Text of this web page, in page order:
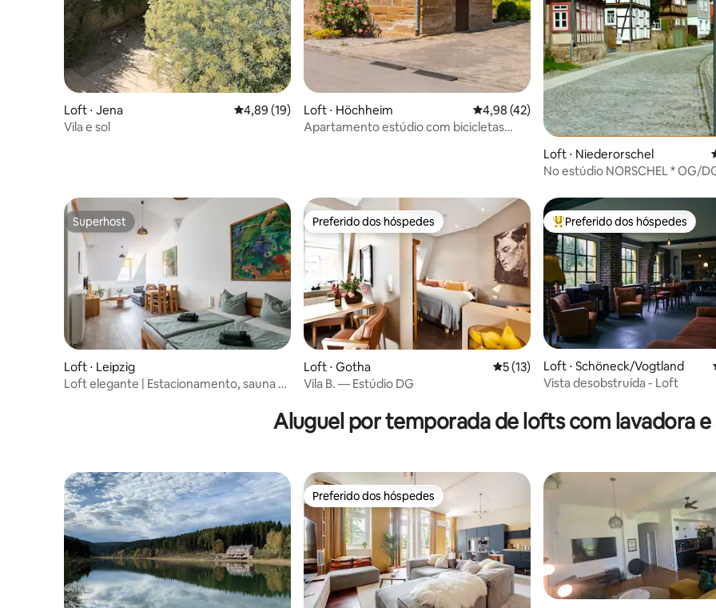
Loft ⋅ Jena 4,89 de uma avaliação média de 5, 19 avaliações
4,89 (19)
Vila e sol
Loft ⋅ Höchheim 4,98 de uma avaliação média de 5, 42
4,98 (42)
Apartamento estúdio com bicicletas
Loft ⋅ Niederorschel
No estúdio NORSCHEL * OG/
Superhost
Superhost
Loft ⋅ Leipzig
Loft elegante | Estacionamento, sauna e
Preferido dos hóspedes
Preferido dos hóspedes
Loft ⋅ Gotha 5 de uma avaliação média de 5, 13
5 (13)
Vila B. — Estúdio DG
Entre os melhores preferidos
Preferido dos hóspedes
Loft ⋅ Schöneck/Vogtland
Vista desobstruída - Loft
Aluguel por temporada de lofts com lavadora e
Preferido dos hóspedes
Preferido dos hóspedes